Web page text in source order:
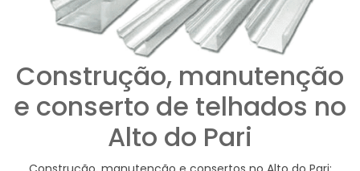
Construção, manutenção
e conserto de telhados no
Alto do Pari